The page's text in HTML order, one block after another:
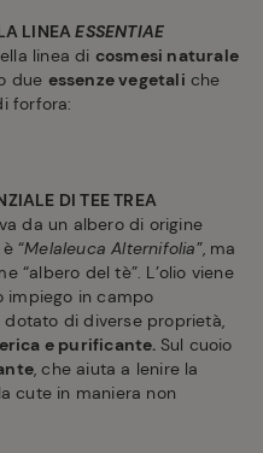
LINEAESSENTIAE
linea di cosmesi naturale
due essenze vegetali che
forfora:
DI TEE TREA
da un albero di origine
“Melaleuca Alternifolia”, ma
“albero del tè”. L’olio viene
impiego in campo
di diverse proprietà,
e purificante. Sul cuoio
, che aiuta a lenire la
cute in maniera non